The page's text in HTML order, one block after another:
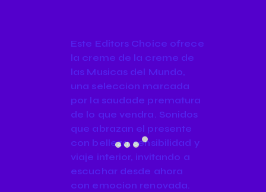
Este Editors Choice ofrece
la creme de la creme de
las Musicas del Mundo,
una seleccion marcada
por la saudade prematura
de lo que vendra. Sonidos
que abrazan el presente
con belleza, sensibilidad y
viaje interior, invitando a
escuchar desde ahora
con emocion renovada.